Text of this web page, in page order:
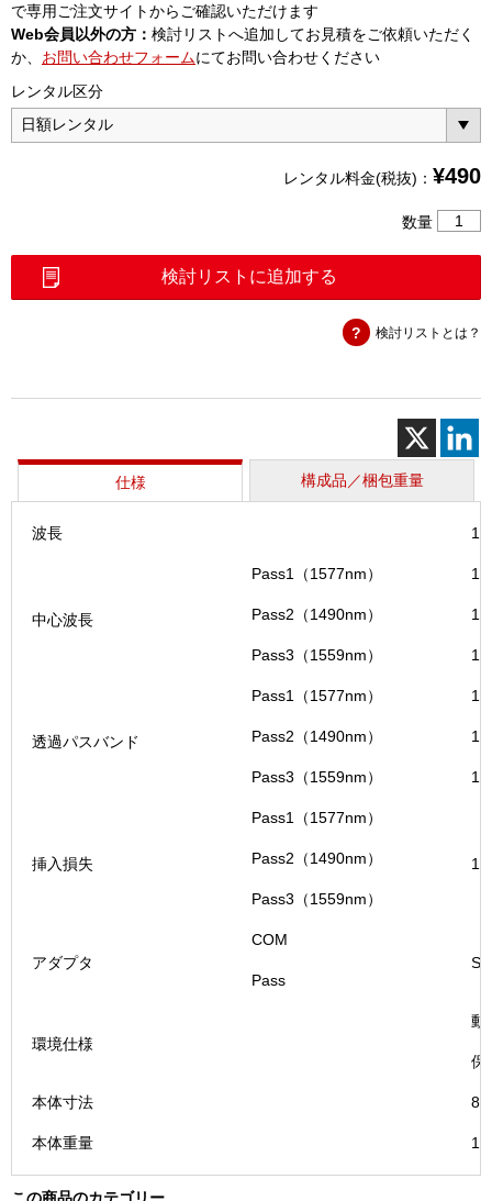
で専用ご注文サイトからご確認いただけます
Web会員以外の方： 検討リストへ追加してお見積をご依頼いただく
か、 お問い合わせフォームにてお問い合わせください
レンタル区分
レンタル料金(税抜)： ¥490
数量
フ
タ
ー
（
検討リストに追加する
検討リストとは？
仕様 構成品／梱包重量
波長
中心波長
Pass1（1577nm）
Pass2（1490nm）
Pass3（1559nm）
透過パスバンド
Pass1（1577nm）
Pass2（1490nm）
Pass3（1559nm）
挿入損失
Pass1（1577nm）
Pass2（1490nm）
Pass3（1559nm）
アダプタ
COM
Pass
環境仕様
動
保
本体寸法
本体重量